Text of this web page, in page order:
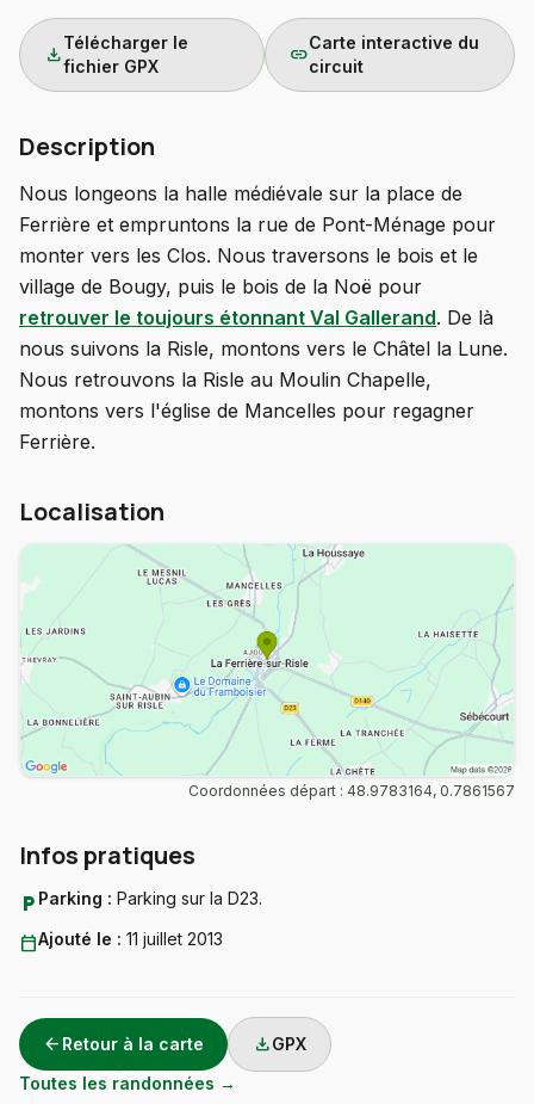
download
Télécharger le
fichier GPX
link
Carte interactive du
circuit
Description
Nous longeons la halle médiévale sur la place de
Ferrière et empruntons la rue de Pont-Ménage pour
monter vers les Clos. Nous traversons le bois et le
village de Bougy, puis le bois de la Noë pour
retrouver le toujours étonnant Val Gallerand. De là
nous suivons la Risle, montons vers le Châtel la Lune.
Nous retrouvons la Risle au Moulin Chapelle,
montons vers l'église de Mancelles pour regagner
Ferrière.
Localisation
Coordonnées départ : 48.9783164, 0.7861567
Infos pratiques
local_parking Parking : Parking sur la D23.
calendar_todayAjouté le : 11 juillet 2013
arrow_back Retour à la carte downloadGPX
Toutes les randonnées →